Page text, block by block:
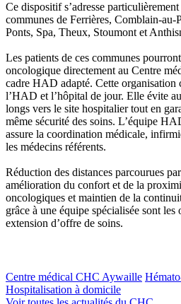
Ce dispositif s’adresse
communes de Ferrières, Comblain-
Ponts, Spa, Theux, Stoumont et
Les patients de ces communes
oncologique directement au Centre
cadre HAD adapté. Cette organisation
l’HAD et l’hôpital de jour. Elle évite
longs vers le site hospitalier tout en
même sécurité des soins. L’équipe
assure la coordination médicale,
les médecins référents.
Réduction des distances parcourues
amélioration du confort et de la
oncologiques et maintien de la
grâce à une équipe spécialisée sont
extension d’offre de soins.
Centre médical CHC Aywaille
Hospitalisation à domicile